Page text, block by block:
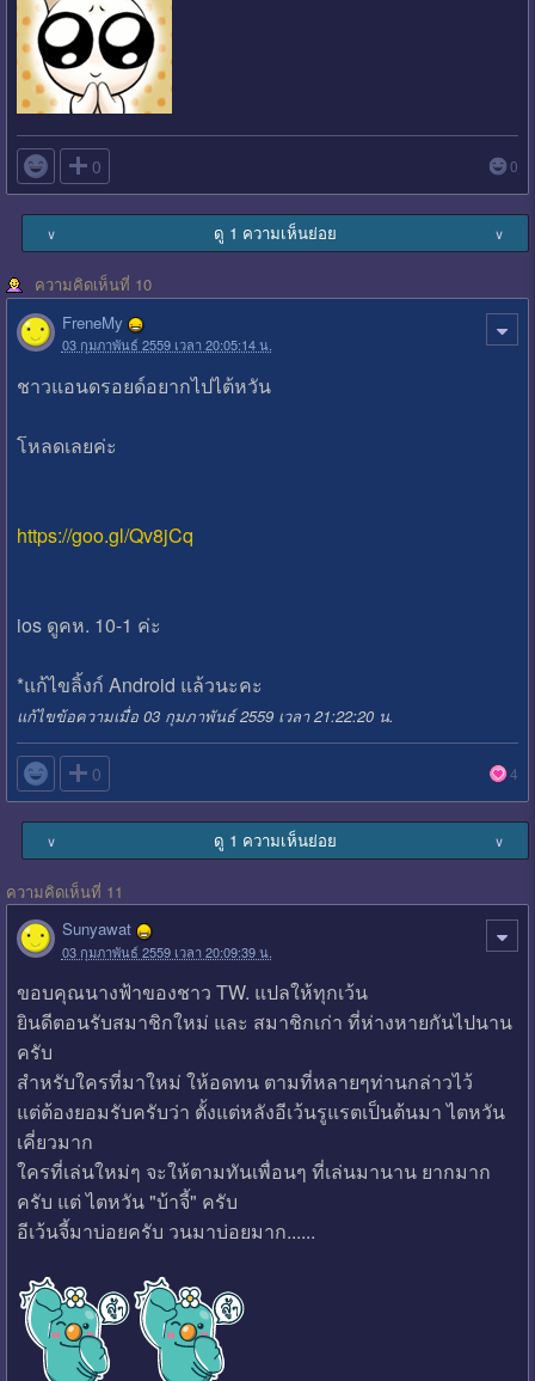
 0 0
∨ ดู 1 ความเห็นย่อย ∨
ความคิดเห็นที่ 10
FreneMy
03 กุมภาพันธ์ 2559 เวลา 20:05:14 น.
ชาวแอนดรอยด์อยากไปไต้หวัน
โหลดเลยค่ะ
https://goo.gl/Qv8jCq
ios ดูคห. 10-1 ค่ะ
*แก้ไขลิ้งก์ Android แล้วนะคะ
แก้ไขข้อความเมื่อ 03 กุมภาพันธ์ 2559 เวลา 21:22:20 น.
 0 4
∨ ดู 1 ความเห็นย่อย ∨
ความคิดเห็นที่ 11
Sunyawat
03 กุมภาพันธ์ 2559 เวลา 20:09:39 น.
ขอบคุณนางฟ้าของชาว TW. แปลให้ทุกเว้น
ยินดีตอนรับสมาชิกใหม่ และ สมาชิกเก่า ที่ห่างหายกันไปนาน
ครับ
สำหรับใครที่มาใหม่ ให้อดทน ตามที่หลายๆท่านกล่าวไว้
แต่ต้องยอมรับครับว่า ตั้งแต่หลังอีเว้นรูแรตเป็นต้นมา ไตหวัน
เคี่ยวมาก
ใครที่เล่นใหม่ๆ จะให้ตามทันเพื่อนๆ ที่เล่นมานาน ยากมาก
ครับ แต่ ไตหวัน "บ้าจี้" ครับ
อีเว้นจี้มาบ่อยครับ วนมาบ่อยมาก......